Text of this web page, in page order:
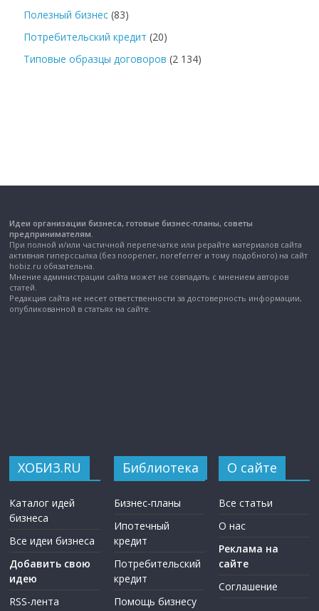
Полезный бизнес (83)
Потребительский кредит (20)
Типовые образцы договоров (2 134)
Идеи организации бизнеса, готовые бизнес-планы, советы
предпринимателям.
При полной и/или частичной перепечатке или рерайте материалов сайта
активная гиперссылка (без noopener, noreferrer и тому подобного) на сайт
hobiz.ru обязательна.
Мнение администрации сайта может не совпадать с мнением авторов
статей.
Редакция сайта не несет ответственности за достоверность информации,
опубликованной в статьях на сайте.
ХОБИЗ.RU
Каталог идей
бизнеса
Все идеи бизнеса
Добавить свою
идею
RSS-лента
Библиотека
Бизнес-планы
Ипотечный
кредит
Потребительский
кредит
Помощь бизнесу
О сайте
Все статьи
О нас
Реклама на
сайте
Соглашение